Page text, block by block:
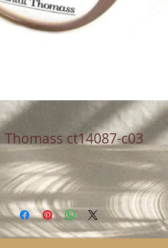
ct14087-c03